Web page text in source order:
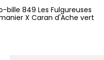
bille 849 Les Fulgureuses
X Caran d'Ache vert